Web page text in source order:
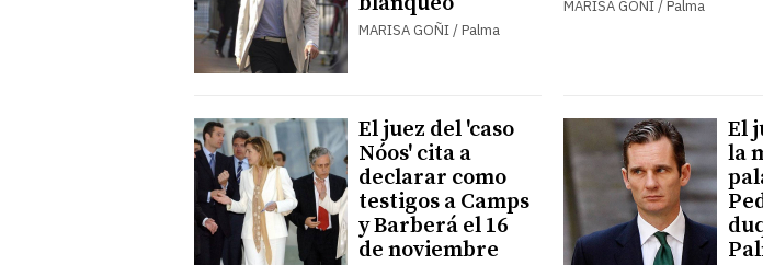
MARISA GOÑI / Palma
MARISA GOÑI / Palma
El juez del 'caso
Nóos' cita a
declarar como
testigos a Camps
y Barberá el 16
de noviembre
El
la